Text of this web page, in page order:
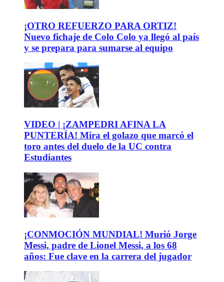
¡OTRO REFUERZO PARA ORTIZ!
Nuevo fichaje de Colo Colo ya llegó al país
y se prepara para sumarse al equipo
VIDEO | ¡ZAMPEDRI AFINA LA
PUNTERÍA! Mira el golazo que marcó el
toro antes del duelo de la UC contra
Estudiantes
¡CONMOCIÓN MUNDIAL! Murió Jorge
Messi, padre de Lionel Messi, a los 68
años: Fue clave en la carrera del jugador